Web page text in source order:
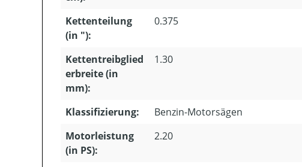
Kettenteilung
(in "):
0.375
Kettentreibglied
erbreite (in
mm):
1.30
Klassifizierung:
Benzin-Motorsägen
Motorleistung
(in PS):
2.20